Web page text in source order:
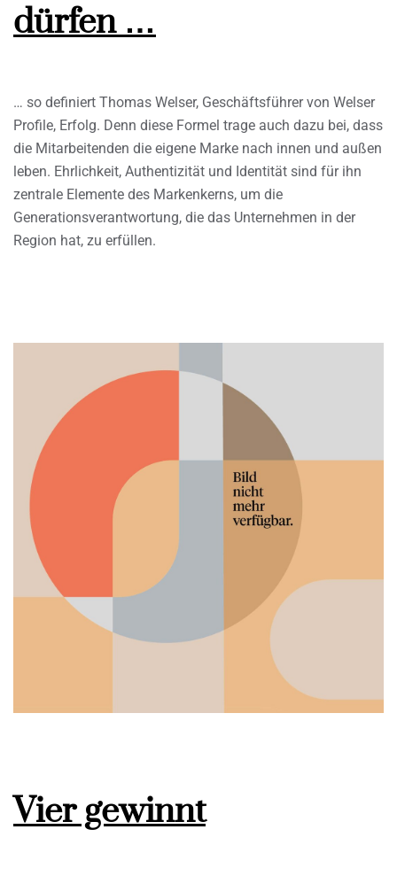
dürfen …
… so definiert Thomas Welser, Geschäftsführer von Welser
Profile, Erfolg. Denn diese Formel trage auch dazu bei, dass
die Mitarbeitenden die eigene Marke nach innen und außen
leben. Ehrlichkeit, Authentizität und Identität sind für ihn
zentrale Elemente des Markenkerns, um die
Generationsverantwortung, die das Unternehmen in der
Region hat, zu erfüllen.
Vier gewinnt